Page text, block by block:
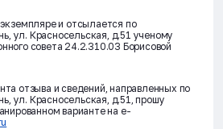
и отсылается по
ул. Красносельская, д.51 ученому
совета 24.2.310.03 Борисовой
отзыва и сведений, направленных по
ул. Красносельская, д.51, прошу
варианте на e-